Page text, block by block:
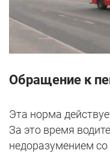
Обращение к
Эта норма
За это время
недоразумением